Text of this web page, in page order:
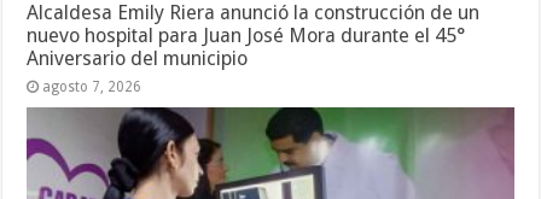
Alcaldesa Emily Riera anunció la construcción de un
nuevo hospital para Juan José Mora durante el 45°
Aniversario del municipio
agosto 7, 2026